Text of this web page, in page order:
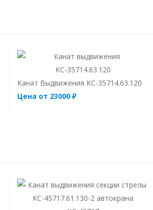
Канат Выдвижения КС-35714.63.120
Цена от 23000 ₽